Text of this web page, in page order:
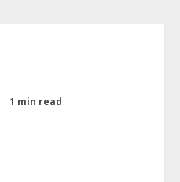
1 min read